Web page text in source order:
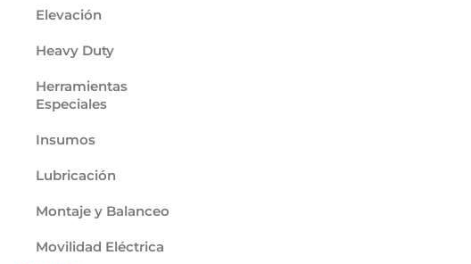
Elevación
Heavy Duty
Herramientas
Especiales
Insumos
Lubricación
Montaje y Balanceo
Movilidad Eléctrica